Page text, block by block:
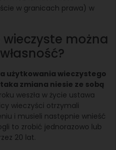
w granicach prawa) w
można
użytkowania wieczystego
zmiana niesie ze sobą
weszła w życie ustawa
wieczyści otrzymali
i musieli następnie wnieść
to zrobić jednorazowo lub
20 lat.